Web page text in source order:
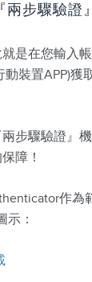
兩步驟驗證
是在您輸入
裝置APP)獲
步驟驗證』
障！
作為
示：